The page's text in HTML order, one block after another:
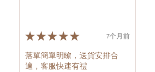
★★★★★ 7个月前
落單簡單明瞭，送貨安排合
適，客服快速有禮